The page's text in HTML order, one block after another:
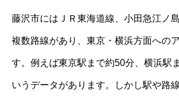
藤沢市にはＪＲ東海道線、小田急江ノ
複数路線があり、東京・横浜方面への
す。例えば東京駅まで約50分、横浜駅
いうデータがあります。しかし駅や路